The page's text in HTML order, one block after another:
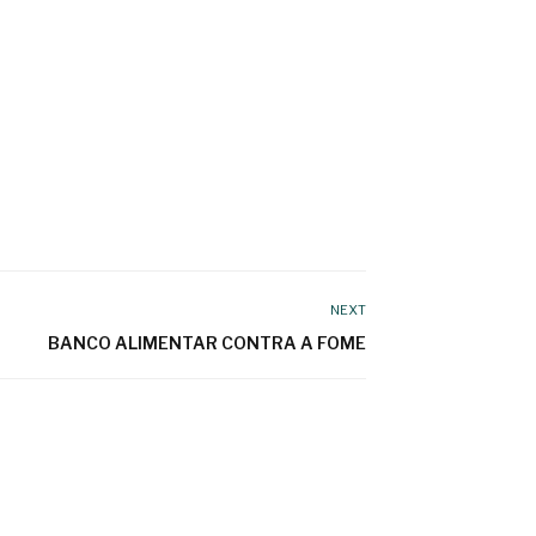
NEXT
BANCO ALIMENTAR CONTRA A FOME